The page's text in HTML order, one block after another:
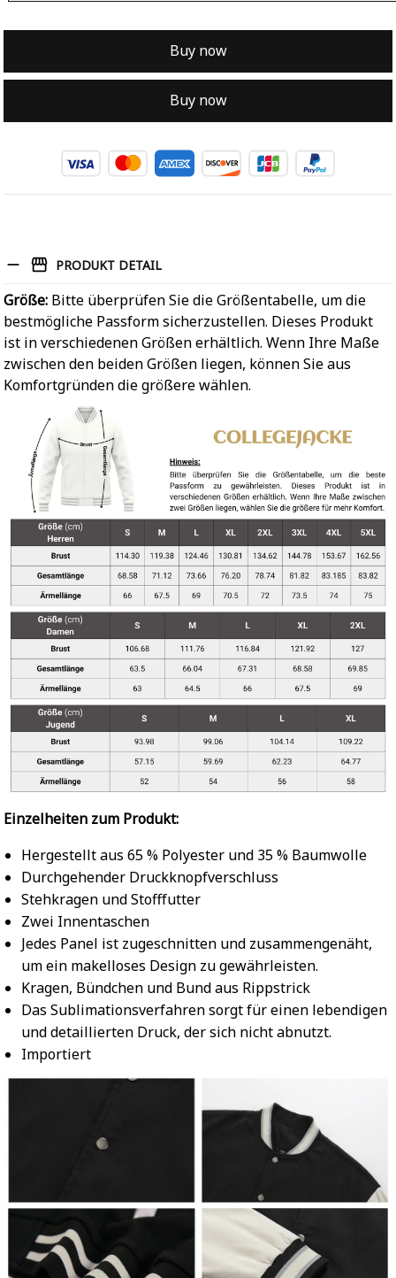
Buy now
Buy now
PRODUKT DETAIL
Größe: Bitte überprüfen Sie die Größentabelle, um die
bestmögliche Passform sicherzustellen. Dieses Produkt
ist in verschiedenen Größen erhältlich. Wenn Ihre Maße
zwischen den beiden Größen liegen, können Sie aus
Komfortgründen die größere wählen.
Einzelheiten zum Produkt:
Hergestellt aus 65 % Polyester und 35 % Baumwolle
Durchgehender Druckknopfverschluss
Stehkragen und Stofffutter
Zwei Innentaschen
Jedes Panel ist zugeschnitten und zusammengenäht,
um ein makelloses Design zu gewährleisten.
Kragen, Bündchen und Bund aus Rippstrick
Das Sublimationsverfahren sorgt für einen lebendigen
und detaillierten Druck, der sich nicht abnutzt.
Importiert